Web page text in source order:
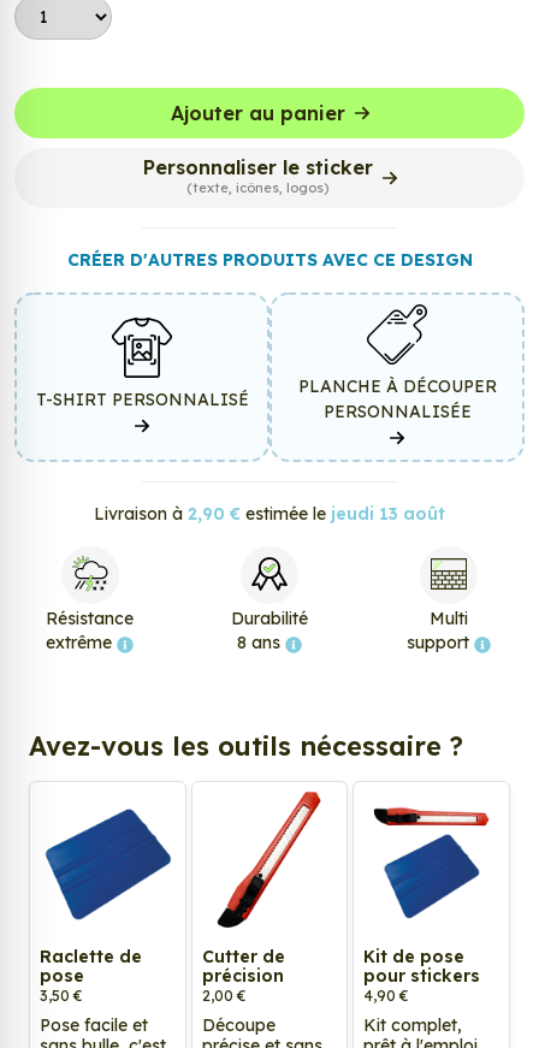
Ajouter au panier
Personnaliser le sticker
(texte, icônes, logos)
CRÉER D'AUTRES PRODUITS AVEC CE DESIGN
T-SHIRT PERSONNALISÉ
PLANCHE À DÉCOUPER
PERSONNALISÉE
Livraison à 2,90 € estimée le jeudi 13 août
Résistance
extrême
Durabilité
8 ans
Multi
support
Avez-vous les outils nécessaire ?
Raclette de
pose
3,50 €
Pose facile et
Cutter de
précision
2,00 €
Découpe
Kit de pose
pour stickers
4,90 €
Kit complet,